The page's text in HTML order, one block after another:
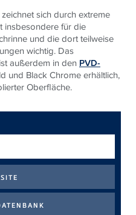
sich durch extreme
insbesondere für die
und die dort teilweise
wichtig. Das
außerdem in den PVD-
und Black Chrome erhältlich,
Oberfläche.